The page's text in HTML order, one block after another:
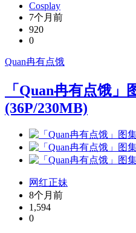
Cosplay
7个月前
920
0
Quan冉有点饿
「Quan冉有点饿」
(36P/230MB)
网红正妹
8个月前
1,594
0